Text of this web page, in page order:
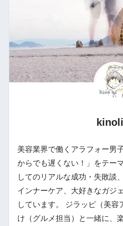
美容業界で働くアラフォー男
からでも遅くない！」をテー
してのリアルな成功・失敗談
インナーケア、大好きなガジ
しています。 ジラッピ（美容
け（グルメ担当）と一緒に、